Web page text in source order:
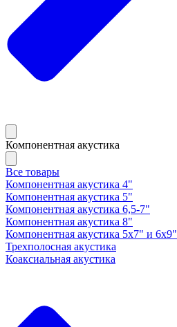
Компонентная акустика
Все товары
Компонентная акустика 4"
Компонентная акустика 5"
Компонентная акустика 6,5-7"
Компонентная акустика 8"
Компонентная акустика 5х7" и 6х9"
Трехполосная акустика
Коаксиальная акустика